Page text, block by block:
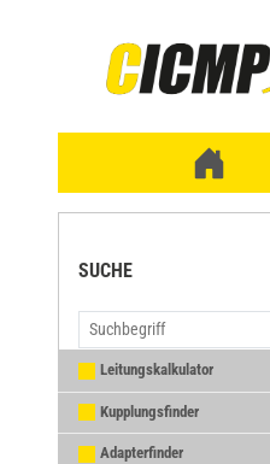
SUCHE
Leitungskalkulator
Kupplungsfinder
Adapterfinder